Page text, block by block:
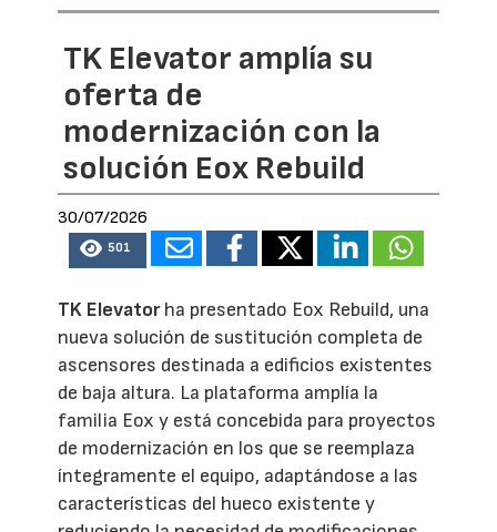
TK Elevator amplía su
oferta de
modernización con la
solución Eox Rebuild
30/07/2026
501
TK Elevatorha presentado Eox Rebuild, una
nueva solución de sustitución completa de
ascensores destinada a edificios existentes
de baja altura. La plataforma amplía la
familia Eox y está concebida para proyectos
de modernización en los que se reemplaza
íntegramente el equipo, adaptándose a las
características del hueco existente y